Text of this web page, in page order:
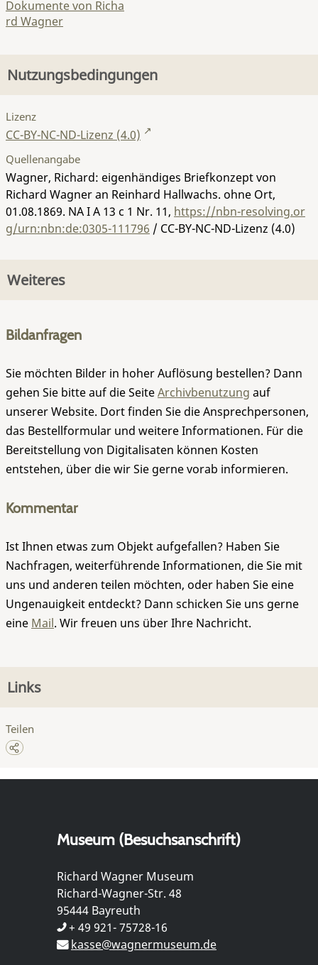
Dokumente von Richa
rd Wagner
Nutzungsbedingungen
Lizenz
CC-BY-NC-ND-Lizenz (4.0)
Quellenangabe
Wagner, Richard: eigenhändiges Briefkonzept von
Richard Wagner an Reinhard Hallwachs. ohne Ort,
01.08.1869. NA I A 13 c 1 Nr. 11, https://nbn-resolving.or
g/urn:nbn:de:0305-111796 / CC-BY-NC-ND-Lizenz (4.0)
Weiteres
Bildanfragen
Sie möchten Bilder in hoher Auflösung bestellen? Dann
gehen Sie bitte auf die SeiteArchivbenutzung auf
unserer Website. Dort finden Sie die Ansprechpersonen,
das Bestellformular und weitere Informationen. Für die
Bereitstellung von Digitalisaten können Kosten
entstehen, über die wir Sie gerne vorab informieren.
Kommentar
Ist Ihnen etwas zum Objekt aufgefallen? Haben Sie
Nachfragen, weiterführende Informationen, die Sie mit
uns und anderen teilen möchten, oder haben Sie eine
Ungenauigkeit entdeckt? Dann schicken Sie uns gerne
eine Mail. Wir freuen uns über Ihre Nachricht.
Links
Teilen
Museum (Besuchsanschrift)
Richard Wagner Museum
Richard-Wagner-Str. 48
95444 Bayreuth
+ 49 921- 75728-16
kasse@wagnermuseum.de